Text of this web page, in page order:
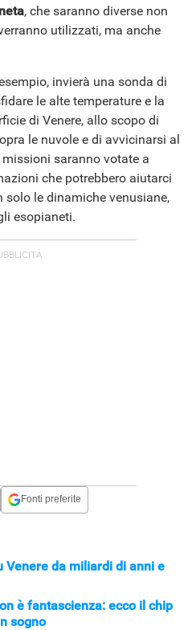
, che saranno diverse non
utilizzati, ma anche
invierà una sonda di
le alte temperature e la
di Venere, allo scopo di
le nuvole e di avvicinarsi al
saranno votate a
che potrebbero aiutarci
solo le dinamiche venusiane,
esopianeti.
Fonti preferite
Venere da miliardi di anni e
è fantascienza: ecco il chip
sogno